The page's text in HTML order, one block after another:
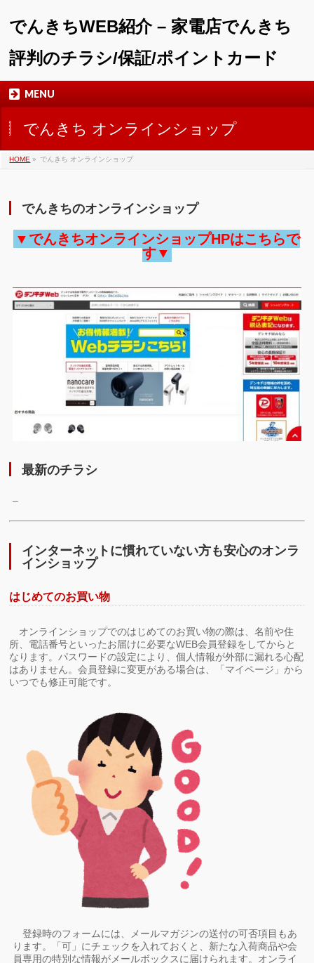
でんきちWEB紹介 – 家電店でんきち
評判のチラシ/保証/ポイントカード
MENU
でんきち オンラインショップ
HOME » でんきち オンラインショップ
でんきちのオンラインショップ
▼でんきちオンラインショップHPはこちらで
す▼
最新のチラシ
–
インターネットに慣れていない方も安心のオンラ
インショップ
はじめてのお買い物
オンラインショップでのはじめてのお買い物の際は、名前や住
所、電話番号といったお届けに必要なWEB会員登録をしてからと
なります。パスワードの設定により、個人情報が外部に漏れる心配
はありません。会員登録に変更がある場合は、「マイページ」から
いつでも修正可能です。
登録時のフォームには、メールマガジンの送付の可否項目もあ
ります。「可」にチェックを入れておくと、新たな入荷商品や会
員専用の特別な情報がメールボックスに届けられます。オンライ